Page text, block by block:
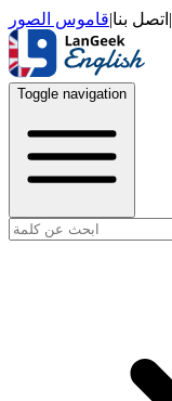
| اتصل بنا|قاموس الصور
Toggle navigation